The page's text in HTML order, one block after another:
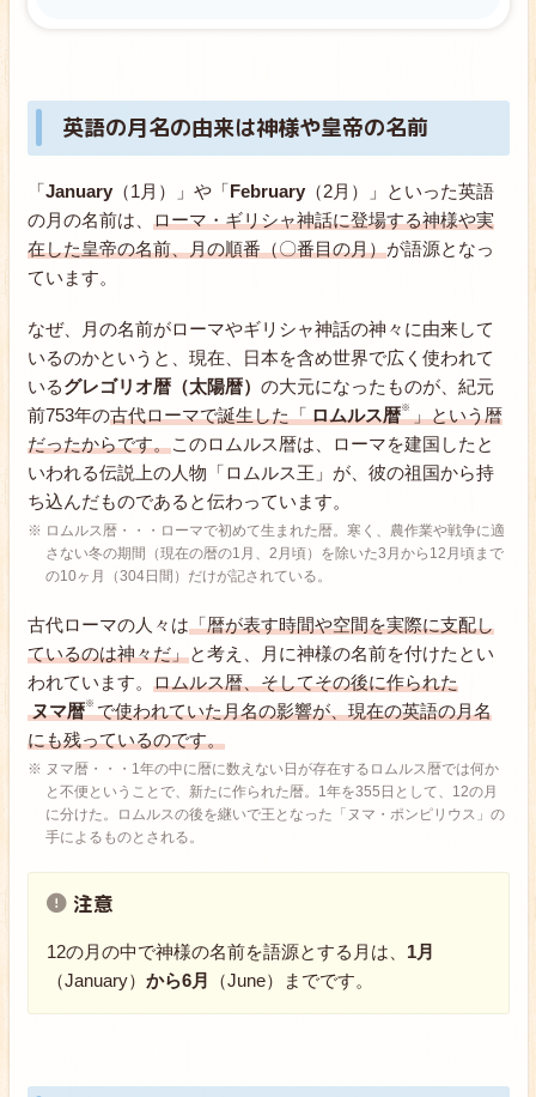
英語の月名の由来は神様や皇帝の名前
「January（1月）」や「February（2月）」といった英語
の月の名前は、 ローマ・ギリシャ神話に登場する神様や実
在した皇帝の名前、月の順番（〇番目の月）が語源となっ
ています。
なぜ、月の名前がローマやギリシャ神話の神々に由来して
いるのかというと、現在、日本を含め世界で広く使われて
いるグレゴリオ暦（太陽暦） の大元になったものが、紀元
前753年の古代ローマで誕生した「ロムルス暦
」という暦
だったからです。このロムルス暦は、ローマを建国したと
いわれる伝説上の人物「ロムルス王」が、彼の祖国から持
ち込んだものであると伝わっています。
ロムルス暦・・・ローマで初めて生まれた暦。寒く、農作業や戦争に適
さない冬の期間（現在の暦の1月、2月頃）を除いた3月から12月頃まで
の10ヶ月（304日間）だけが記されている。
古代ローマの人々は「暦が表す時間や空間を実際に支配し
ているのは神々だ」と考え、月に神様の名前を付けたとい
われています。 ロムルス暦、そしてその後に作られた
ヌマ暦
で使われていた月名の影響が、現在の英語の月名
にも残っているのです。
ヌマ暦・・・1年の中に暦に数えない日が存在するロムルス暦では何か
と不便ということで、新たに作られた暦。1年を355日として、12の月
に分けた。ロムルスの後を継いで王となった「ヌマ・ポンピリウス」の
手によるものとされる。
注意
12の月の中で神様の名前を語源とする月は、 1月
（January） から6月 （June）までです。